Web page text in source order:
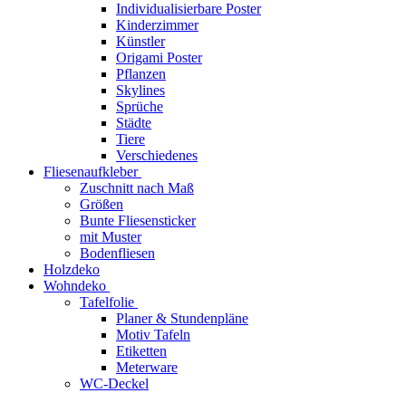
Individualisierbare Poster
Kinderzimmer
Künstler
Origami Poster
Pflanzen
Skylines
Sprüche
Städte
Tiere
Verschiedenes
Fliesenaufkleber
Zuschnitt nach Maß
Größen
Bunte Fliesensticker
mit Muster
Bodenfliesen
Holzdeko
Wohndeko
Tafelfolie
Planer & Stundenpläne
Motiv Tafeln
Etiketten
Meterware
WC-Deckel